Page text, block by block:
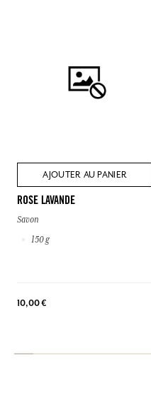
AJOUTER AU PANIER
ROSE LAVANDE
Savon
150 g
10,00 €